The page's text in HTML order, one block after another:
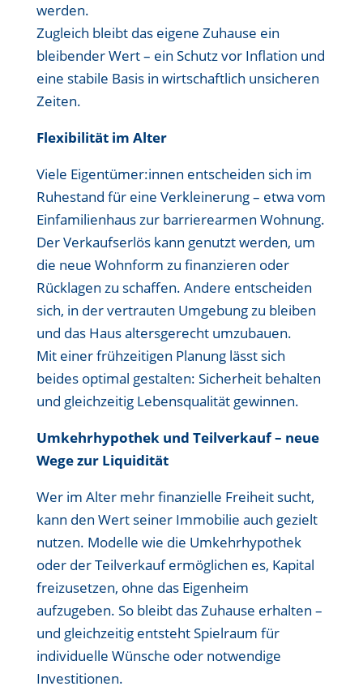
werden.
Zugleich bleibt das eigene Zuhause ein
bleibender Wert – ein Schutz vor Inflation und
eine stabile Basis in wirtschaftlich unsicheren
Zeiten.
Flexibilität im Alter
Viele Eigentümer:innen entscheiden sich im
Ruhestand für eine Verkleinerung – etwa vom
Einfamilienhaus zur barrierearmen Wohnung.
Der Verkaufserlös kann genutzt werden, um
die neue Wohnform zu finanzieren oder
Rücklagen zu schaffen. Andere entscheiden
sich, in der vertrauten Umgebung zu bleiben
und das Haus altersgerecht umzubauen.
Mit einer frühzeitigen Planung lässt sich
beides optimal gestalten: Sicherheit behalten
und gleichzeitig Lebensqualität gewinnen.
Umkehrhypothek und Teilverkauf – neue
Wege zur Liquidität
Wer im Alter mehr finanzielle Freiheit sucht,
kann den Wert seiner Immobilie auch gezielt
nutzen. Modelle wie die Umkehrhypothek
oder der Teilverkauf ermöglichen es, Kapital
freizusetzen, ohne das Eigenheim
aufzugeben. So bleibt das Zuhause erhalten –
und gleichzeitig entsteht Spielraum für
individuelle Wünsche oder notwendige
Investitionen.